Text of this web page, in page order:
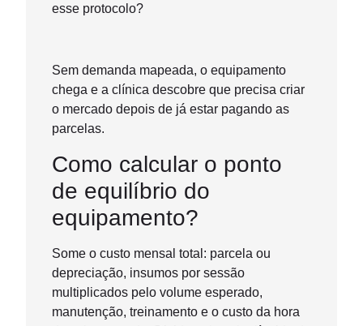
esse protocolo?
Sem demanda mapeada, o equipamento
chega e a clínica descobre que precisa criar
o mercado depois de já estar pagando as
parcelas.
Como calcular o ponto
de equilíbrio do
equipamento?
Some o custo mensal total: parcela ou
depreciação, insumos por sessão
multiplicados pelo volume esperado,
manutenção, treinamento e o custo da hora